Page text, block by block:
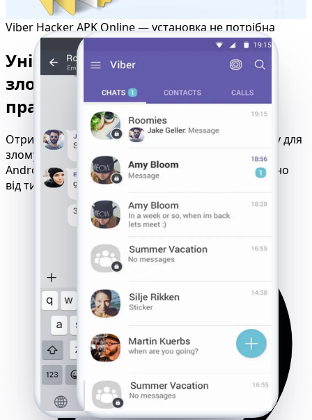
Viber Hacker APK Online — установка не потрібна
Універсальний інструмент для
злому Viber, який безперебійно
працює на всіх пристроях
Отримайте доступ до універсального інструменту для
злому Viber, який безперебійно працює на iOS,
Android, Windows та інших платформах. Незалежно
від типу пристрою або версії ОС.